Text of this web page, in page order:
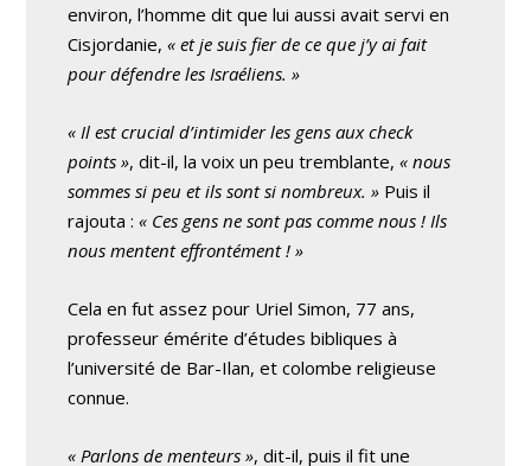
environ, l’homme dit que lui aussi avait servi en
Cisjordanie,« et je suis fier de ce que j’y ai fait
pour défendre les Israéliens. »
« Il est crucial d’intimider les gens aux check
points », dit-il, la voix un peu tremblante,« nous
sommes si peu et ils sont si nombreux. » Puis il
rajouta :« Ces gens ne sont pas comme nous ! Ils
nous mentent effrontément ! »
Cela en fut assez pour Uriel Simon, 77 ans,
professeur émérite d’études bibliques à
l’université de Bar-Ilan, et colombe religieuse
connue.
« Parlons de menteurs », dit-il, puis il fit une